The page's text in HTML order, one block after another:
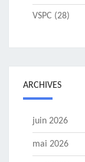
VSPC (28)
ARCHIVES
juin 2026
mai 2026